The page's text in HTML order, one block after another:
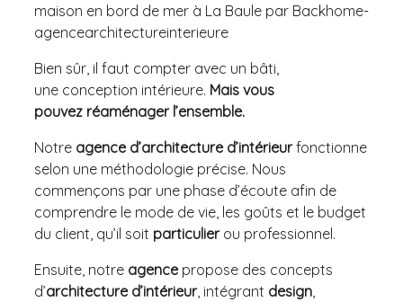
Bien sûr, il faut compter avec un bâti,
une conception intérieure. Mais vous
pouvez réaménager l’ensemble.
Notre agence d’architecture d’intérieurfonctionne
selon une méthodologie précise. Nous
commençons par une phase d’écoute afin de
comprendre le mode de vie, les goûts et le budget
du client, qu’il soit particulierou professionnel.
Ensuite, notre agencepropose des concepts
d’architecture d’intérieur, intégrant design,